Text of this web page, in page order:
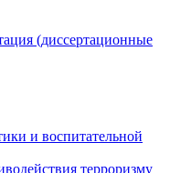
(диссертационные
и воспитательной
терроризму